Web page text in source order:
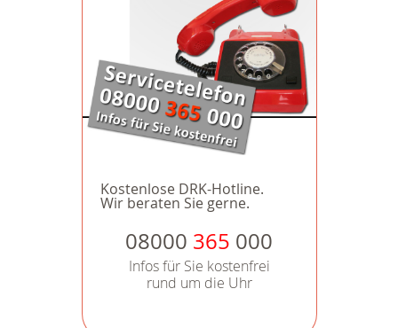
Kostenlose DRK-Hotline.
Wir beraten Sie gerne.
08000 365 000
Infos für Sie kostenfrei
rund um die Uhr